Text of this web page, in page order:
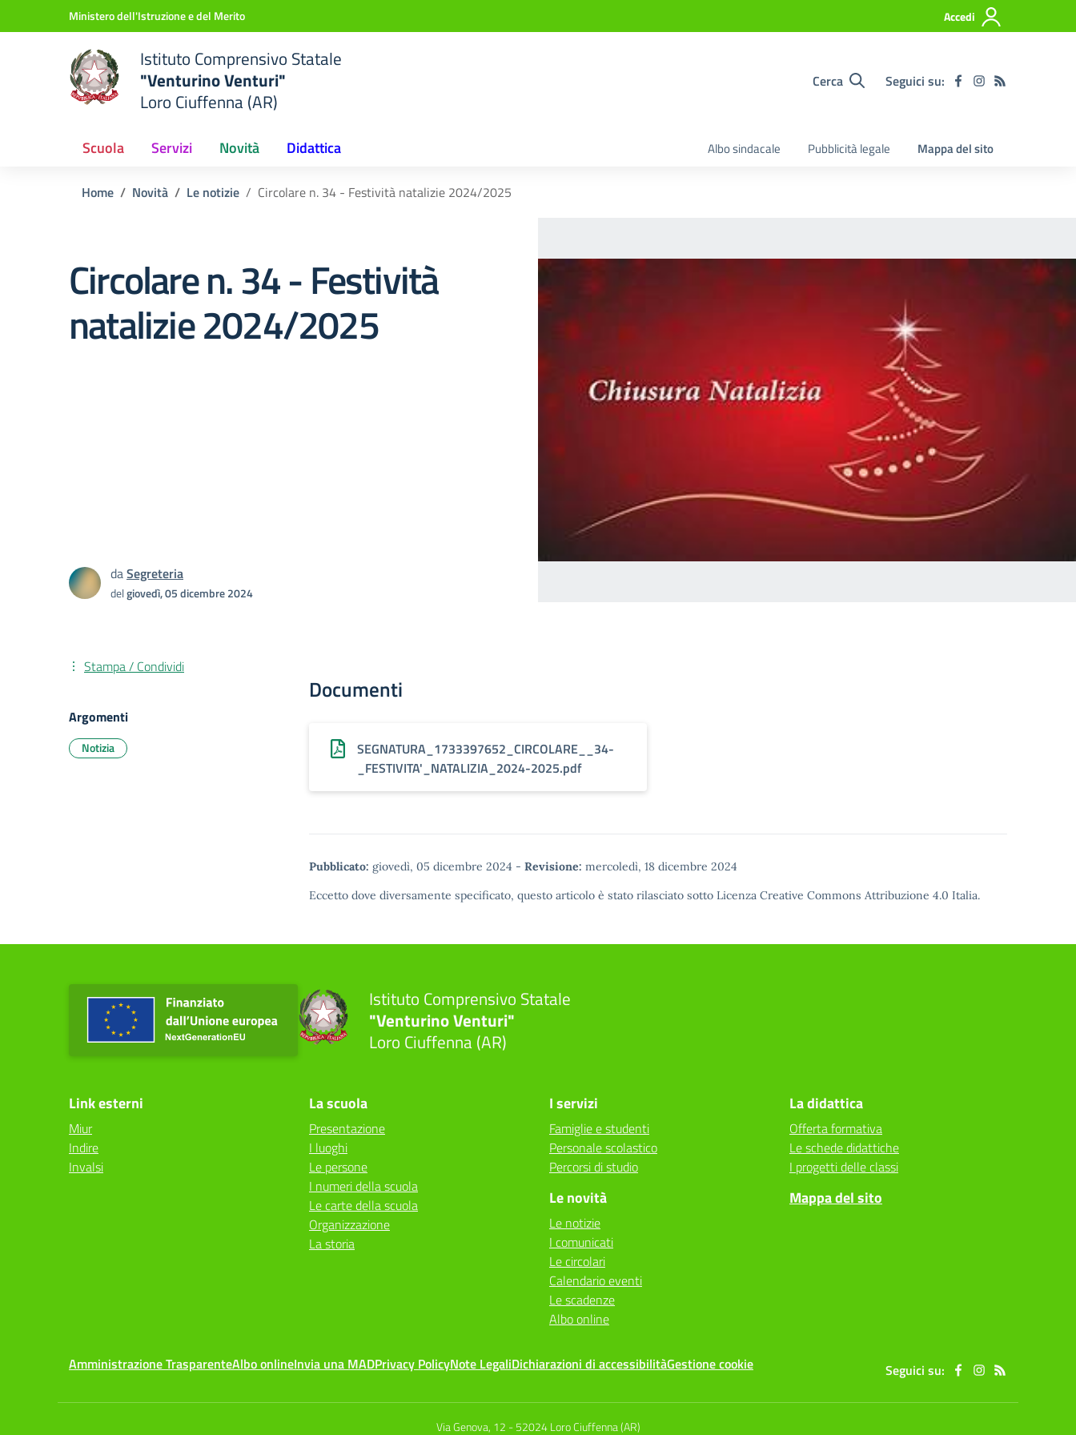
Vai ai contenuti
Vai al menu di navigazioneMinistero dell'Istruzione e del Merito Accedi
Istituto Comprensivo Statale
"Venturino Venturi"
Loro Ciuffenna (AR)
Cerca Seguici su:
Scuola Servizi Novità Didattica Albo sindacale Pubblicità legale Mappa del sito
Home Novità Le notizie Circolare n. 34 - Festività natalizie 2024/2025
Circolare n. 34 - Festività
natalizie 2024/2025
daSegreteria
delgiovedì, 05 dicembre 2024
Documenti
SEGNATURA_1733397652_CIRCOLARE__34-
_FESTIVITA'_NATALIZIA_2024-2025.pdf
Pubblicato: giovedì, 05 dicembre 2024 - Revisione: mercoledì, 18 dicembre 2024
Eccetto dove diversamente specificato, questo articolo è stato rilasciato sotto Licenza Creative Commons Attribuzione 4.0 Italia.
Stampa / Condividi
Argomenti
Notizia
Istituto Comprensivo Statale
"Venturino Venturi"
Loro Ciuffenna (AR)
Link esterni
Miur
Indire
Invalsi
La scuola
Presentazione
I luoghi
Le persone
I numeri della scuola
Le carte della scuola
Organizzazione
La storia
I servizi
Famiglie e studenti
Personale scolastico
Percorsi di studio
Le novità
Le notizie
I comunicati
Le circolari
Calendario eventi
Le scadenze
Albo online
La didattica
Offerta formativa
Le schede didattiche
I progetti delle classi
Mappa del sito
Amministrazione TrasparenteAlbo onlineInvia una MADPrivacy PolicyNote LegaliDichiarazioni di accessibilitàGestione cookie Seguici su:
Via Genova, 12 -52024 Loro Ciuffenna (AR)